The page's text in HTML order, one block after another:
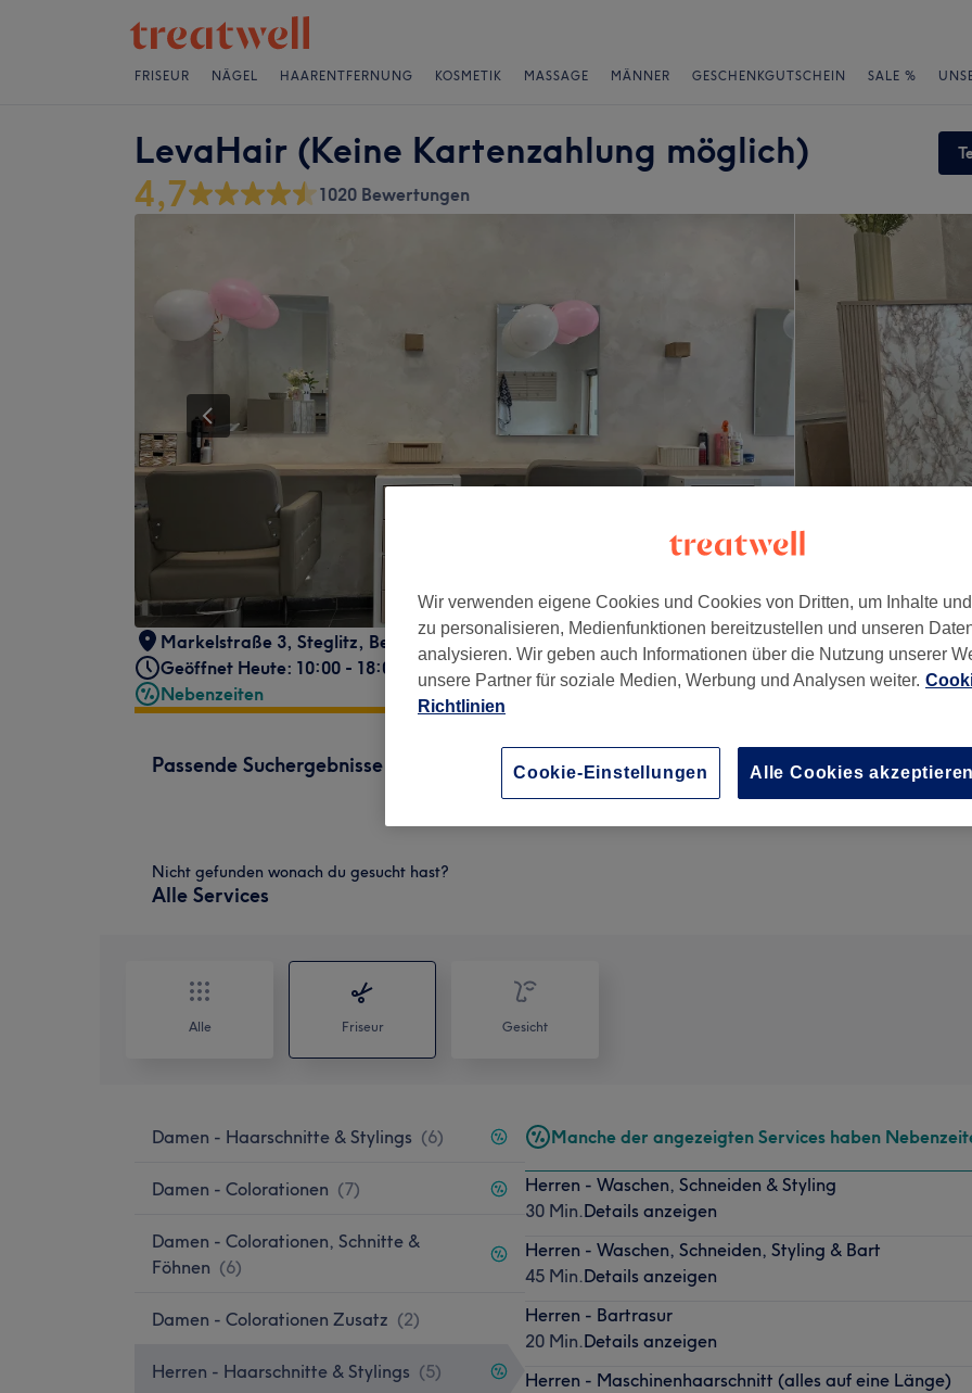
FRISEUR NÄGEL HAARENTFERNUNG KOSMETIK MASSAGE MÄNNER GESCHENKGUTSCHEIN SALE %
LevaHair (Keine Kartenzahlung möglich)
4,7 1020 Bewertungen
Markelstraße 3, Steglitz, Berlin , 12163
Geöffnet Heute: 10:00 - 18:00
Nebenzeiten
Passende Suchergebnisse
Herren - Maschinenhaarschnitt (alles auf eine
Nicht gefunden wonach du gesucht hast?
Alle Services
Alle Friseur Gesicht
Damen - Haarschnitte & Stylings (6)
Damen - Colorationen (7)
Damen - Colorationen, Schnitte &
Föhnen (6)
Damen - Colorationen Zusatz (2)
Herren - Haarschnitte & Stylings (5)
Manche der angezeigten Services haben
Herren - Waschen, Schneiden & Styling
30 Min.Details anzeigen
Herren - Waschen, Schneiden, Styling & Bart
45 Min.Details anzeigen
Herren - Bartrasur
20 Min.Details anzeigen
Herren - Maschinenhaarschnitt (alles auf eine Länge)
Wir verwenden eigene Cookies und Cookies von Dritten, um Inhalte
zu personalisieren, Medienfunktionen bereitzustellen und unseren
analysieren. Wir geben auch Informationen über die Nutzung unserer
unsere Partner für soziale Medien, Werbung und Analysen weiter.
Richtlinien
Cookie-Einstellungen Alle Cookies